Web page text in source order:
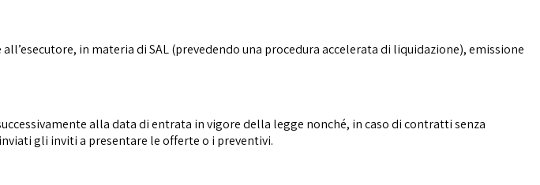
in materia di SAL (prevedendo una procedura accelerata di liquidazione), emissione
alla data di entrata in vigore della legge nonché, in caso di contratti senza
gli inviti a presentare le offerte o i preventivi.